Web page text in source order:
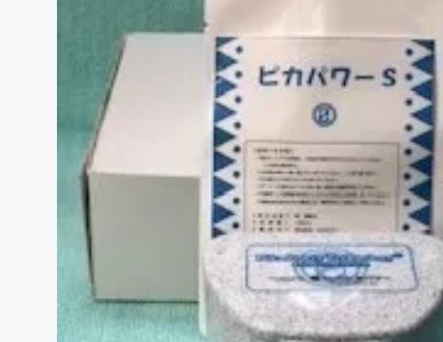
映像・映画 書籍・雑誌出版
ビジネス・起業 チャレンジ
まちづくり・地域活性化